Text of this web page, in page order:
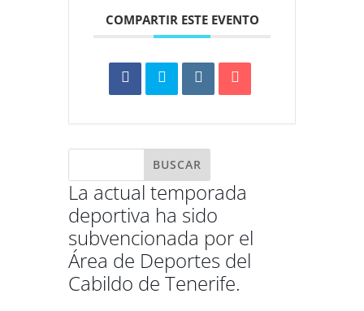
COMPARTIR ESTE EVENTO
La actual temporada
deportiva ha sido
subvencionada por el
Área de Deportes del
Cabildo de Tenerife.